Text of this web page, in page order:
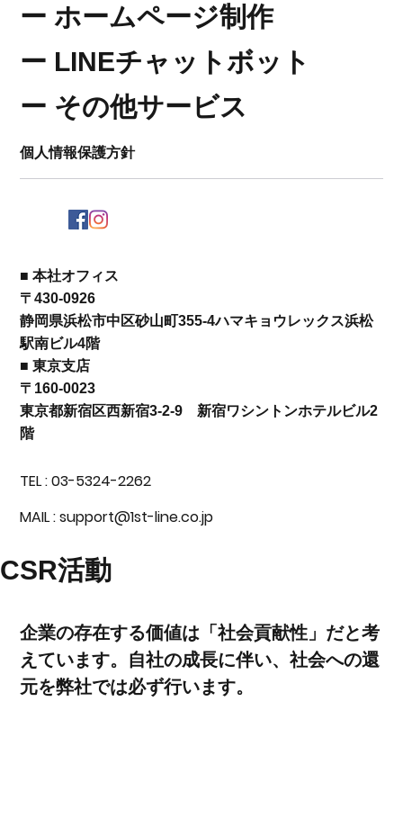
​CSR活動
​企業の存在する価値は「社会貢献性」だと考
えています。自社の成長に伴い、社会への還
元を弊社では必ず行います。
■ 本社オフィス
〒430-0926 ​
静岡県浜松市中区砂山町355-4ハマキョウレックス浜松
駅南ビル4階
■ 東京支店
〒160-0023 ​​
東京都新宿区西新宿3-2-9 新宿ワシントンホテルビル2
階
​ーホームページ制作
​ー LINEチャットボット
​ー その他サービス
TEL : 03-5324-2262
MAIL : support@1st-line.co.jp
個人情報保護方針